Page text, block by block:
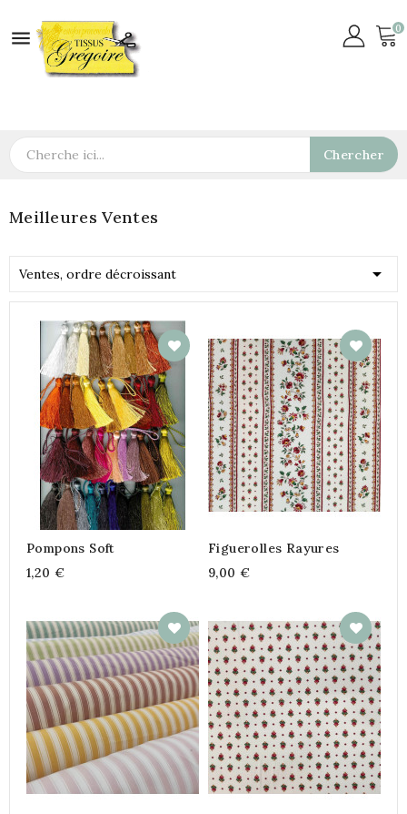
 0
Chercher
Meilleures Ventes
Ventes, ordre décroissant 
Pompons Soft
1,20 €
Figuerolles Rayures
9,00 €